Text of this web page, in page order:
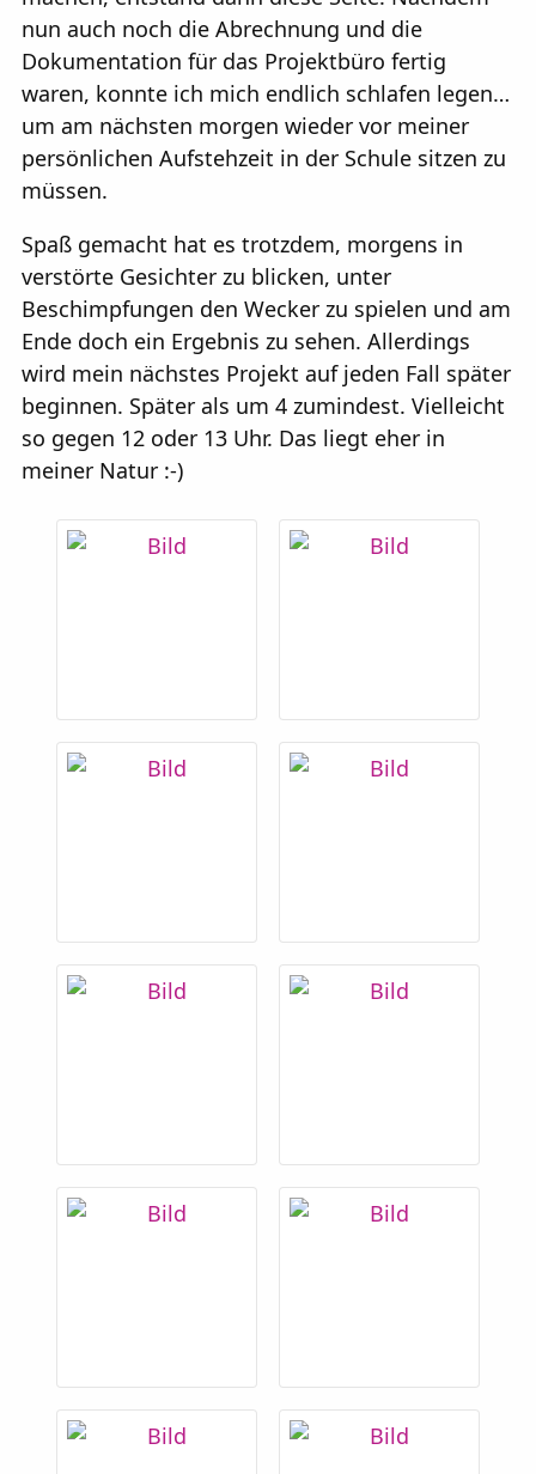
nun auch noch die Abrechnung und die
Dokumentation für das Projektbüro fertig
waren, konnte ich mich endlich schlafen legen…
um am nächsten morgen wieder vor meiner
persönlichen Aufstehzeit in der Schule sitzen zu
müssen.
Spaß gemacht hat es trotzdem, morgens in
verstörte Gesichter zu blicken, unter
Beschimpfungen den Wecker zu spielen und am
Ende doch ein Ergebnis zu sehen. Allerdings
wird mein nächstes Projekt auf jeden Fall später
beginnen. Später als um 4 zumindest. Vielleicht
so gegen 12 oder 13 Uhr. Das liegt eher in
meiner Natur :-)